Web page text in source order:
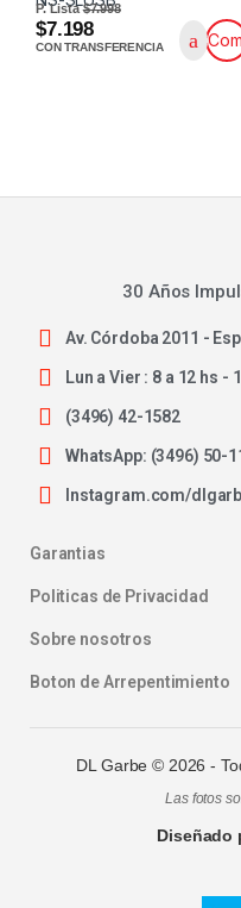
P. Lista$7.998
$7.198
CON TRANSFERENCIA
30 Años
Av. Córdoba 2011 -
Lun a Vier : 8 a 12 hs -
(3496) 42-1582
WhatsApp: (3496) 50-
Instagram.com/
Garantias
Politicas de Privacidad
Sobre nosotros
Boton de Arrepentimiento
DL Garbe © 2026 -
Las fotos
Diseñado